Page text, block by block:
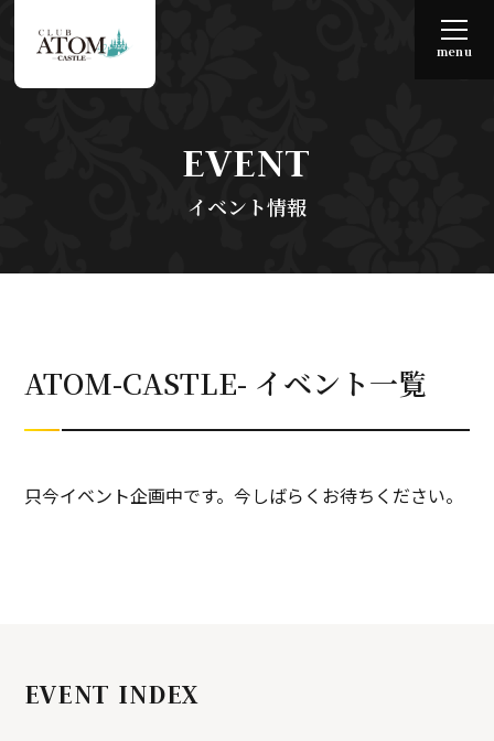
menu
EVENT
イベント情報
ATOM-CASTLE- イベント一覧
只今イベント企画中です。今しばらくお待ちください。
EVENT INDEX